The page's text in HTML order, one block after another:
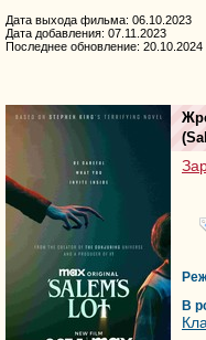
Дата выхода фильма: 06.10.2023
Дата добавления: 07.11.2023
Последнее обновление: 20.10.2024
(
В